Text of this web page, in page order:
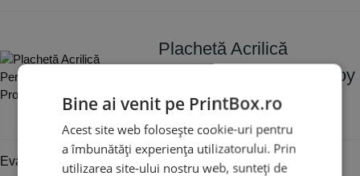
Plachetă Acrilică
Personalizată - Baby Boy
Promisiune
Evaluare
Bine ai venit pe PrintBox.ro
Acest site web folosește cookie-uri pentru
a îmbunătăți experiența utilizatorului. Prin
utilizarea site-ului nostru web, sunteți de